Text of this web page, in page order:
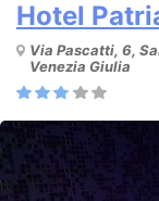
Hotel
Via Pascatti, 6,
Venezia Giulia